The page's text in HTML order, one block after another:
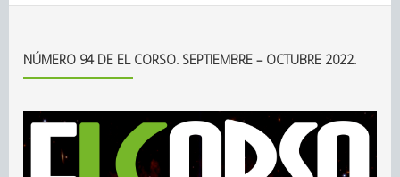
NÚMERO 94 DE EL CORSO. SEPTIEMBRE – OCTUBRE 2022.